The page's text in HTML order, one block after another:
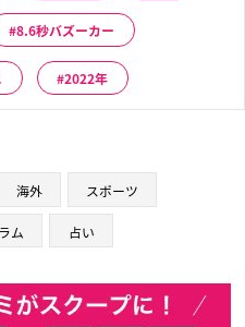
8.6秒バズーカー
2022年
海外 スポーツ
ム 占い